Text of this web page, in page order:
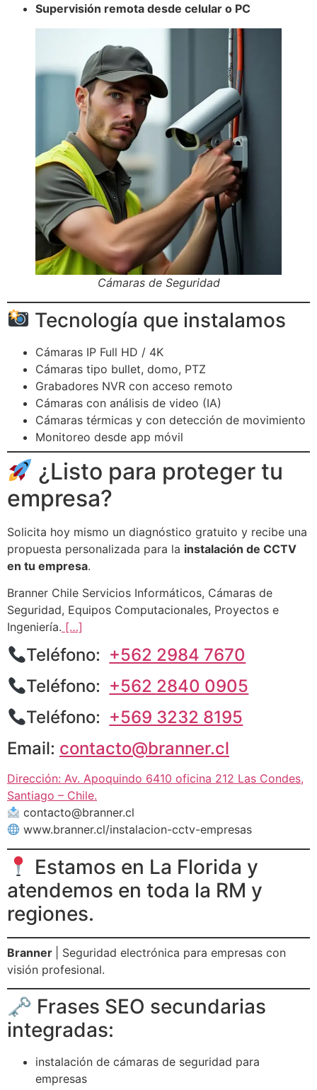
Supervisión remota desde celular o PC
Cámaras de Seguridad
Tecnología que instalamos
Cámaras IP Full HD / 4K
Cámaras tipo bullet, domo, PTZ
Grabadores NVR con acceso remoto
Cámaras con análisis de video (IA)
Cámaras térmicas y con detección de movimiento
Monitoreo desde app móvil
¿Listo para proteger tu
empresa?
Solicita hoy mismo un diagnóstico gratuito y recibe una
propuesta personalizada para la instalación de CCTV
en tu empresa.
Branner Chile Servicios Informáticos, Cámaras de
Seguridad, Equipos Computacionales, Proyectos e
Ingeniería. […]
Teléfono: +562 2984 7670
Teléfono: +562 2840 0905
Teléfono: +569 3232 8195
Email: contacto@branner.cl
Dirección: Av. Apoquindo 6410 oficina 212 Las Condes,
Santiago – Chile.
contacto@branner.cl
www.branner.cl/instalacion-cctv-empresas
Estamos en La Florida y
atendemos en toda la RM y
regiones.
Branner
| Seguridad electrónica para empresas con
visión profesional.
🗝 Frases SEO secundarias
integradas:
instalación de cámaras de seguridad para
empresas